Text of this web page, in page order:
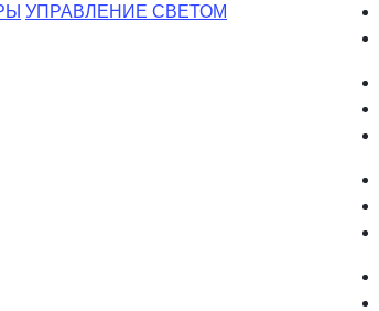
УПРАВЛЕНИЕ СВЕТОМ